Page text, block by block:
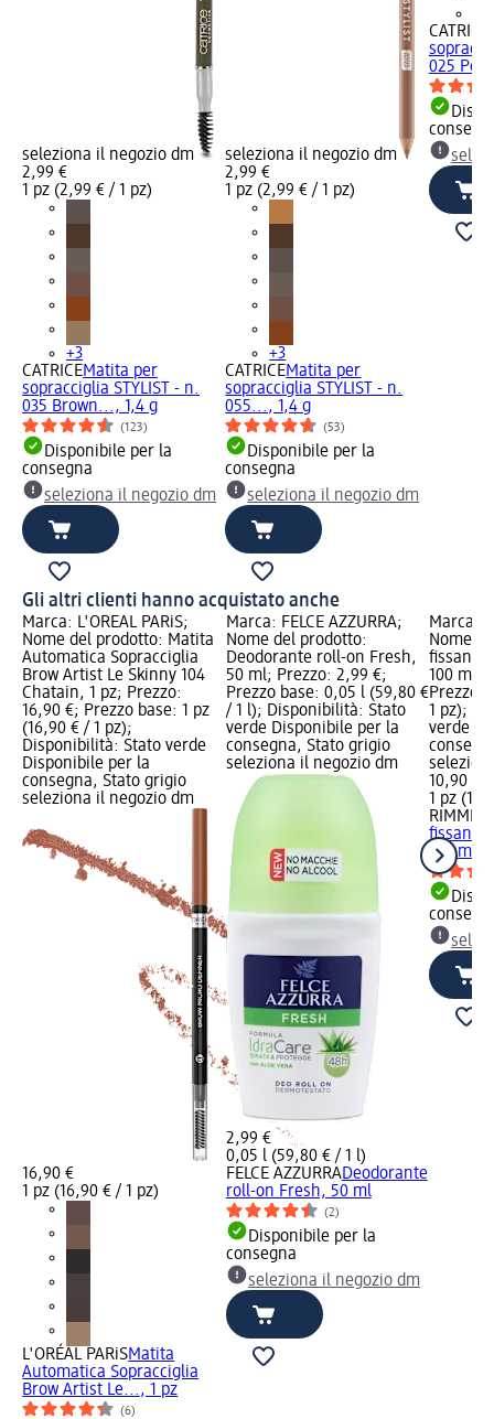
seleziona il negozio dm
2,99 €
1 pz (2,99 € / 1 pz)
+3
CATRICEMatita per
sopracciglia STYLIST - n.
035 Brown..., 1,4 g
(123)
Disponibile per la
consegna
seleziona il negozio dm
seleziona il negozio dm
2,99 €
1 pz (2,99 € / 1 pz)
+3
CATRICEMatita per
sopracciglia STYLIST - n.
055..., 1,4 g
(53)
Disponibile per la
consegna
seleziona il negozio dm
CATRICE
025
Gli altri clienti hanno acquistato anche
Marca: L'ORÉAL PARiS;
Nome del prodotto: Matita
Automatica Sopracciglia
Brow Artist Le Skinny 104
Chatain, 1 pz; Prezzo:
16,90 €; Prezzo base: 1 pz
(16,90 € / 1 pz);
Disponibilità: Stato verde
Disponibile per la
consegna, Stato grigio
seleziona il negozio dm
16,90 €
1 pz (16,90 € / 1 pz)
L'ORÉAL PARiSMatita
Automatica Sopracciglia
Brow Artist Le..., 1 pz
(6)
Marca: FELCE AZZURRA;
Nome del prodotto:
Deodorante roll-on Fresh,
50 ml; Prezzo: 2,99 €;
Prezzo base: 0,05 l (59,80 €
/ 1 l); Disponibilità: Stato
verde Disponibile per la
consegna, Stato grigio
seleziona il negozio dm
2,99 €
0,05 l (59,80 € / 1 l)
FELCE AZZURRADeodorante
roll-on Fresh, 50 ml
(2)
Disponibile per la
consegna
seleziona il negozio dm
Marca:
Nome
fissante
100 ml;
Prezzo
1 pz);
verde
10,90 €
1 pz
RIMMEL
fissante
100 ml